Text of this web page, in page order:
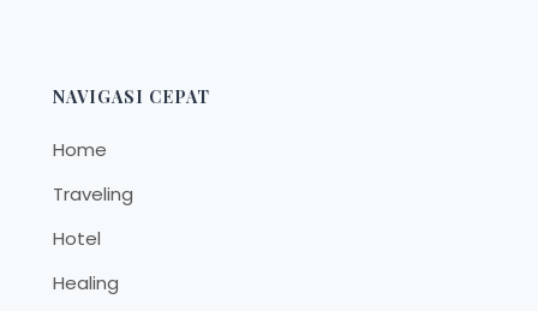
NAVIGASI CEPAT
Home
Traveling
Hotel
Healing